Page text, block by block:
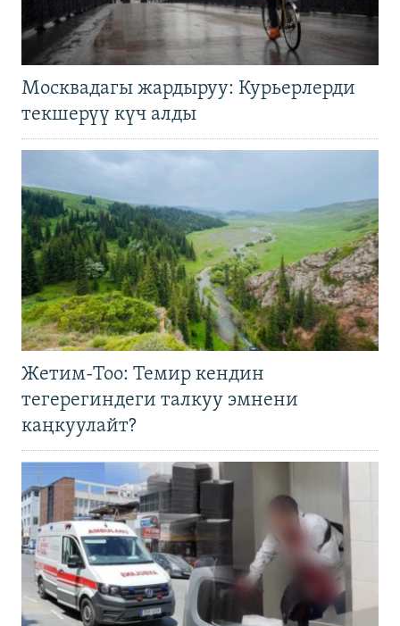
Москвадагы жардыруу: Курьерлерди
текшерүү күч алды
Жетим-Тоо: Темир кендин
тегерегиндеги талкуу эмнени
каңкуулайт?